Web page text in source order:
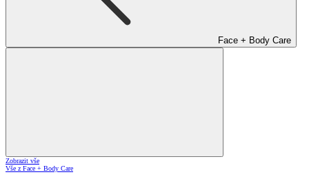
Face + Body Care
Zobrazit vše
Vše z Face + Body Care